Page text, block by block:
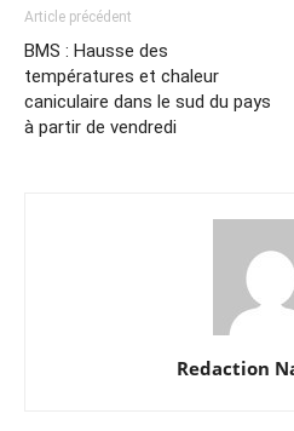
Article précédent
BMS : Hausse des
températures et chaleur
caniculaire dans le sud du pays
à partir de vendredi
Redaction